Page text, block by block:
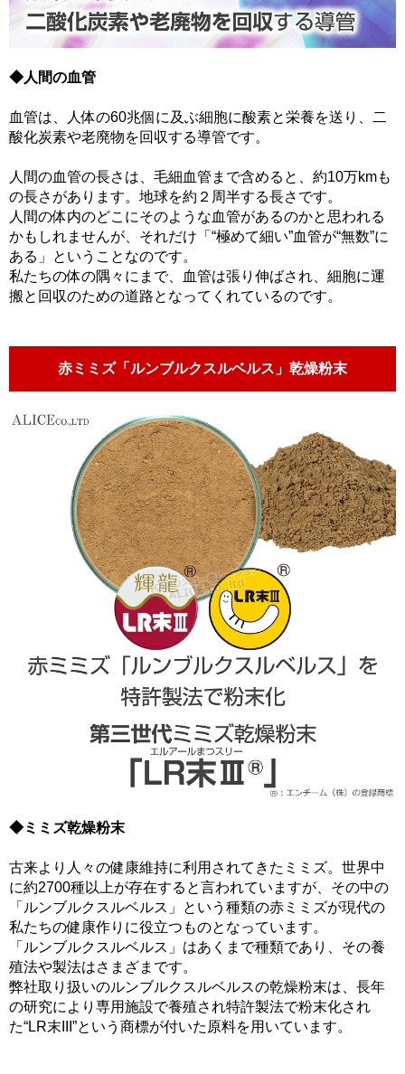
◆人間の血管
血管は、人体の60兆個に及ぶ細胞に酸素と栄養を送り、二
酸化炭素や老廃物を回収する導管です。
人間の血管の長さは、毛細血管まで含めると、約10万kmも
の長さがあります。地球を約２周半する長さです。
人間の体内のどこにそのような血管があるのかと思われる
かもしれませんが、それだけ「“極めて細い”血管が“無数”に
ある」ということなのです。
私たちの体の隅々にまで、血管は張り伸ばされ、細胞に運
搬と回収のための道路となってくれているのです。
赤ミミズ「ルンブルクスルベルス」乾燥粉末
◆ミミズ乾燥粉末
古来より人々の健康維持に利用されてきたミミズ。世界中
に約2700種以上が存在すると言われていますが、その中の
「ルンブルクスルベルス」という種類の赤ミミズが現代の
私たちの健康作りに役立つものとなっています。
「ルンブルクスルベルス」はあくまで種類であり、その養
殖法や製法はさまざまです。
弊社取り扱いのルンブルクスルベルスの乾燥粉末は、長年
の研究により専用施設で養殖され特許製法で粉末化され
た“LR末III”という商標が付いた原料を用いています。